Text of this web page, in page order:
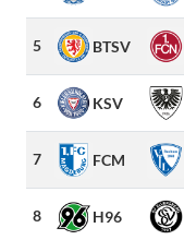
5 BTSV
6 KSV
7 FCM
8 H96